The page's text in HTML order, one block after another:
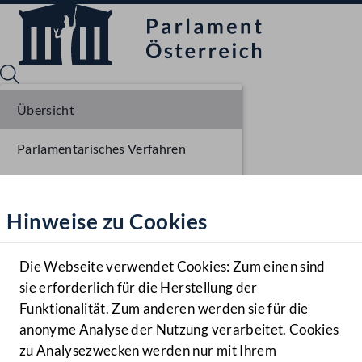
Hilfe
Benutzer
Navigationsmenü öffnen
MENÜ
Hinweise zu Cookies
Die Webseite verwendet Cookies: Zum einen sind
sie erforderlich für die Herstellung der
Funktionalität. Zum anderen werden sie für die
anonyme Analyse der Nutzung verarbeitet. Cookies
zu Analysezwecken werden nur mit Ihrem
Übersicht
Parlamentarisches Verfahren
Ausschussberatungen NR